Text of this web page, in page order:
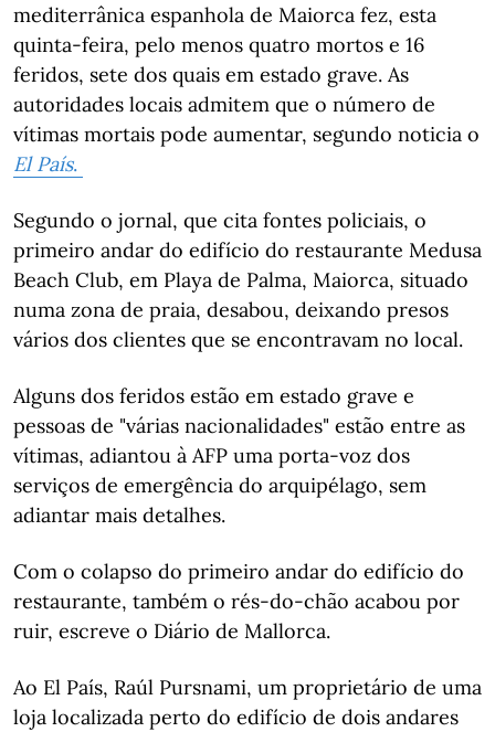
mediterrânica espanhola de Maiorca fez, esta
quinta-feira, pelo menos quatro mortos e 16
feridos, sete dos quais em estado grave. As
autoridades locais admitem que o número de
vítimas mortais pode aumentar, segundo noticia o
El País.
Segundo o jornal, que cita fontes policiais, o
primeiro andar do edifício do restaurante Medusa
Beach Club, em Playa de Palma, Maiorca, situado
numa zona de praia, desabou, deixando presos
vários dos clientes que se encontravam no local.
Alguns dos feridos estão em estado grave e
pessoas de "várias nacionalidades" estão entre as
vítimas, adiantou à AFP uma porta-voz dos
serviços de emergência do arquipélago, sem
adiantar mais detalhes.
Com o colapso do primeiro andar do edifício do
restaurante, também o rés-do-chão acabou por
ruir, escreve o Diário de Mallorca.
Ao El País, Raúl Pursnami, um proprietário de uma
loja localizada perto do edifício de dois andares